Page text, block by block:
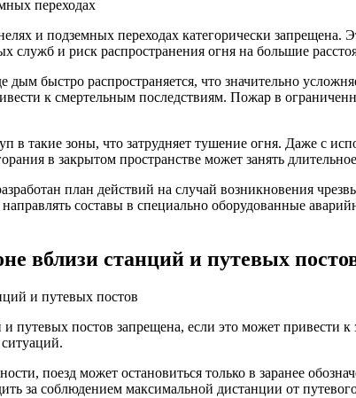
и подземных переходах категорически
служб и риск распространения огня на большие
быстро распространяется, что значительно
к смертельным последствиям. Пожар в
такие зоны, что затрудняет тушение огня. Даже с
в закрытом пространстве может занять
план действий на случай возникновения
составы в специально оборудованные
вблизи станций и путевых
путевых постов запрещена, если это может
поезд может остановиться только в заранее
за соблюдением максимальной дистанции от